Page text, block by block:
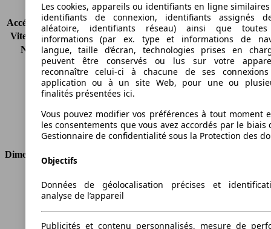
KW (CH)
110 kW (150 PS)
Accélération (0-100 km/h) 11.6s
Vitesse maximale (km/h) 210 km/h
Nombre de vitesses
5
Couple
240 nm
Cylindrée
1985 ccm
Carburant
Essence
Cylindres
Transmission
Boîte automatique
Type de traction
Traction avant
Dimensions
Longueur
4827 mm
Hauteur
1475 mm
Empattement
2703 mm
Les cookies, appareils ou identifiants en ligne
identifiants de connexion, identifiants assignés
aléatoire, identifiants réseau) ainsi que
informations (par ex. type et informations de
langue, taille d’écran, technologies prises en
peuvent être conservés ou lus sur votre
reconnaître celui-ci à chacune de ses
application ou à un site Web, pour une ou
finalités présentées ici.
Vous pouvez modifier vos préférences à tout moment
les consentements que vous avez accordés par le biais
Gestionnaire de confidentialité sous la Protection des
Objectifs
Données de géolocalisation précises et
analyse de l’appareil
Publicités et contenu personnalisés, mesure de